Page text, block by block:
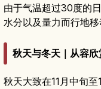
由于气温超过30度的
水分以及量力而行地移
秋天与冬天｜从容
秋天大致在11月中旬